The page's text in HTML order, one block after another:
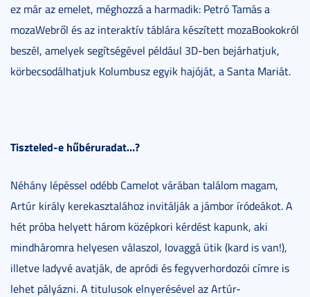
ez már az emelet, méghozzá a harmadik: Petró Tamás a
mozaWebről és az interaktív táblára készített mozaBookokról
beszél, amelyek segítségével például 3D-ben bejárhatjuk,
körbecsodálhatjuk Kolumbusz egyik hajóját, a Santa Mariát.
Tiszteled-e hűbéruradat…?
Néhány lépéssel odébb Camelot várában találom magam,
Artúr király kerekasztalához invitálják a jámbor íródeákot. A
hét próba helyett három középkori kérdést kapunk, aki
mindháromra helyesen válaszol, lovaggá ütik (kard is van!),
illetve ladyvé avatják, de apródi és fegyverhordozói címre is
lehet pályázni. A titulusok elnyerésével az Artúr-